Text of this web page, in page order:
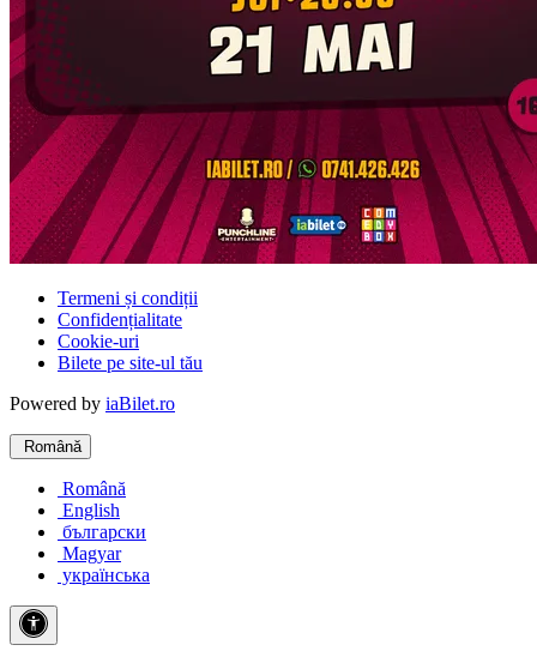
Termeni și condiții
Confidențialitate
Cookie-uri
Bilete pe site-ul tău
Powered by iaBilet.ro
Română
Română
English
български
Magyar
українська